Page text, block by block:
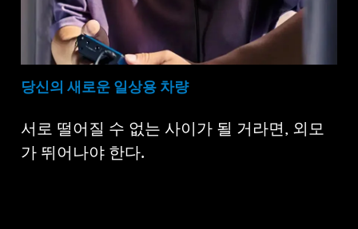
당신의 새로운 일상용 차량
서로 떨어질 수 없는 사이가 될 거라면, 외모
가 뛰어나야 한다.